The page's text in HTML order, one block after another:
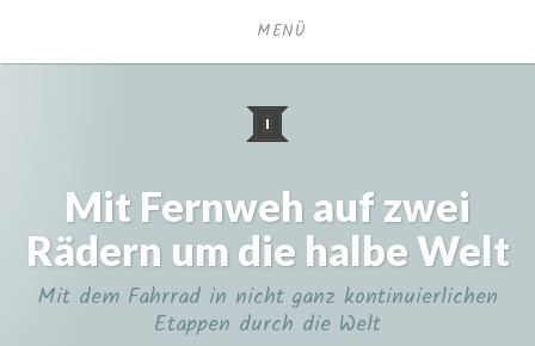
MENÜ
Mit Fernweh auf zwei
Rädern um die halbe Welt
Mit dem Fahrrad in nicht ganz kontinuierlichen
Etappen durch die Welt